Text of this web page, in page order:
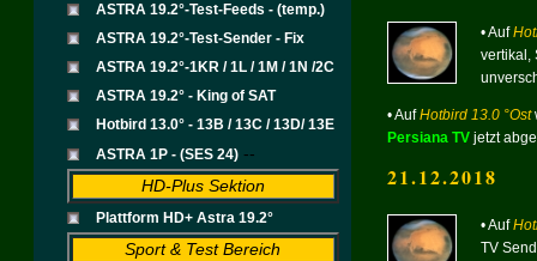
ASTRA 19.2°-Test-Feeds - (temp.)
ASTRA 19.2°-Test-Sender - Fix
ASTRA 19.2°-1KR / 1L / 1M / 1N /2C
ASTRA 19.2° - King of SAT
Hotbird 13.0° - 13B / 13C / 13D/ 13E
ASTRA 1P - (SES 24)--
HD-Plus Sektion
Plattform HD+ Astra 19.2°
Sport & Test Bereich
• Auf
vertikal,
• AufHotbird 13.0 °Ost
Persiana TV jetzt
21.12.2018
• Auf
TV